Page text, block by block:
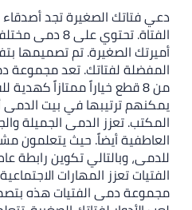
دعي فتاتك الصغيرة تجد
الفتاة. تحتوي
أميرتك الصغيرة. تم تصميمها
المفضلة لفتاتك. تعد مجموعة
من 8 قطع خياراً ممتازاً
يمكنهم ترتيبها في بيت الدمى
المكتب. تعزز الدمى الجميلة
العاطفية أيضاً. حيث يتعلمون
للدمى، وبالتالي تكوين
الفتيات تعزز المهارات
مجموعة دمى الفتيات هذه